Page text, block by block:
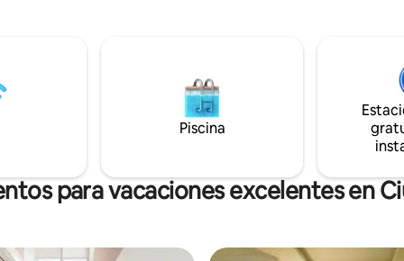
vecinos circundantes son
- ¡Casa privada, departamento
apto para 1-6
tienda de conveniencia Lair
All Union, tiendas
Songshan Wenchuang,
naranja cálido, la madera de
oscura, la iluminación suave y
muebles vintage combinan los
American Vintage y Japanese
haciendo que cada rincón se
Durante el día, la luz del sol
lo que la hace perfecta para
vinilo, relájate en el sofá y
Piscina
para vacaciones excelentes en